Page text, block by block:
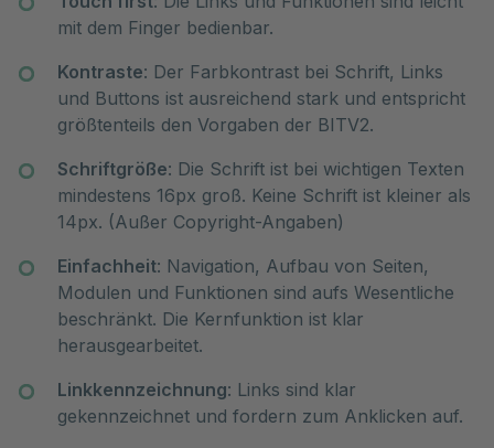
mit dem Finger bedienbar.
Kontraste: Der Farbkontrast bei Schrift, Links
und Buttons ist ausreichend stark und entspricht
größtenteils den Vorgaben der BITV2.
Schriftgröße: Die Schrift ist bei wichtigen Texten
mindestens 16px groß. Keine Schrift ist kleiner als
14px. (Außer Copyright-Angaben)
Einfachheit: Navigation, Aufbau von Seiten,
Modulen und Funktionen sind aufs Wesentliche
beschränkt. Die Kernfunktion ist klar
herausgearbeitet.
Linkkennzeichnung: Links sind klar
gekennzeichnet und fordern zum Anklicken auf.